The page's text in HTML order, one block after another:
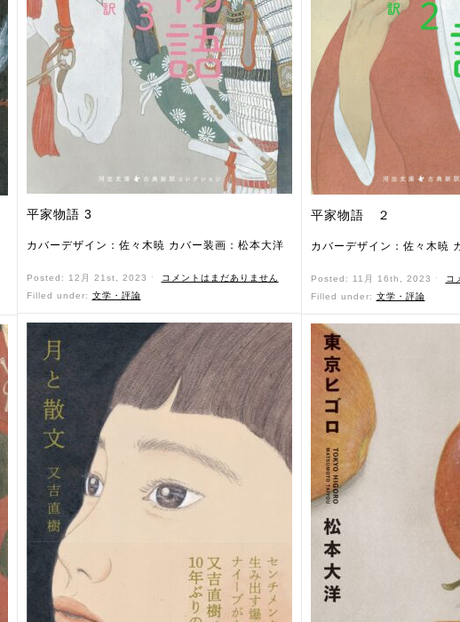
平家物語 3
カバーデザイン：佐々木暁 カバー装画：松本大洋
Posted: 12月 21st, 2023 ˑ
コメントはまだありません
Filled under: 文学・評論
平家物語 ２
カバーデザイン：佐々木暁
Posted: 11月 16th, 2023 ˑ
コ
Filled under: 文学・評論